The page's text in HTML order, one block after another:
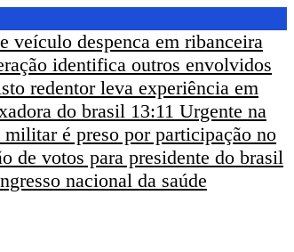
veículo despenca em ribanceira
identifica outros envolvidos
redentor leva experiência em
do brasil 13:11 Urgente na
é preso por participação no
de votos para presidente do brasil
nacional da saúde